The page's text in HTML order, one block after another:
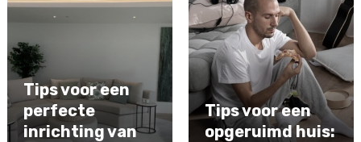
Tips voor een
perfecte
inrichting van
Tips voor een
opgeruimd huis: